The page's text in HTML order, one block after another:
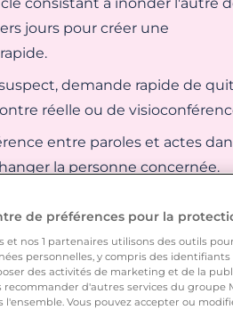
jours pour créer une
demande rapide de
réelle ou de
entre paroles et actes
la personne concernée.
?
de préférences pour la
et nos 1 partenaires utilisons des outils
personnelles, y compris des
des activités de marketing et de la
recommander d'autres services du
l'ensemble. Vous pouvez accepter ou